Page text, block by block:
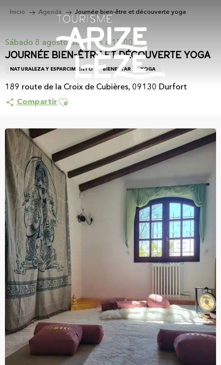
principal
Inicio Agenda Journée bien-être et découverte yoga
Sábado 8 agosto de 10:15 a 15:00
Journée bien-être et découverte yoga
NATURALEZA Y ESPARCIMIENTO BIENESTAR YOGA
189 route de la Croix de Cubières, 09130 Durfort
Compartir Ajouter aux favoris